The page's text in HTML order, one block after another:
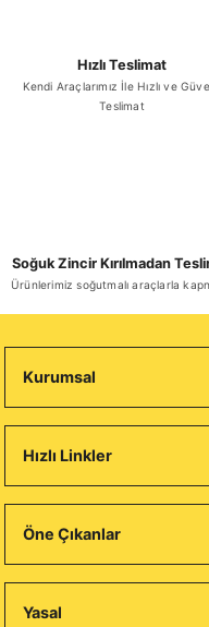
Hızlı Teslimat
Kendi Araçlarımız İle Hızlı ve
Teslimat
Soğuk Zincir Kırılmadan
Ürünlerimiz soğutmalı araçlarla
Kurumsal
Hızlı Linkler
Öne Çıkanlar
Yasal